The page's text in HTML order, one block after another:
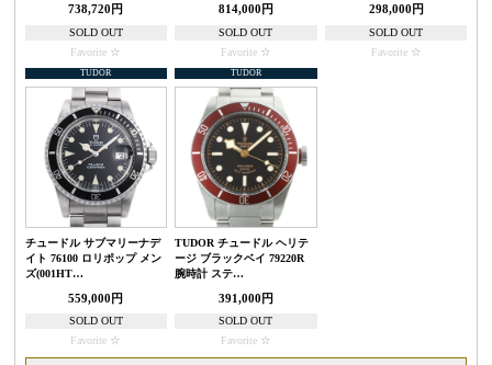
738,720円
SOLD OUT
Favorite
814,000円
SOLD OUT
Favorite
298,000円
SOLD OUT
Favorite
TUDOR
チュードル サブマリーナデ
イト 76100 ロリポップ メン
ズ(001HT…
559,000円
SOLD OUT
Favorite
TUDOR
TUDOR チュードル ヘリテ
ージ ブラックベイ 79220R
腕時計 ステ…
391,000円
SOLD OUT
Favorite